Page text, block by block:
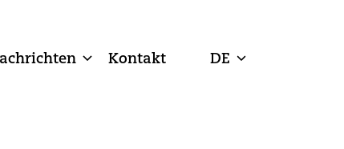
Kontakt DE